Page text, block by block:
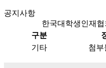
공지사항
한국대학생인재
구분
기타
첨부